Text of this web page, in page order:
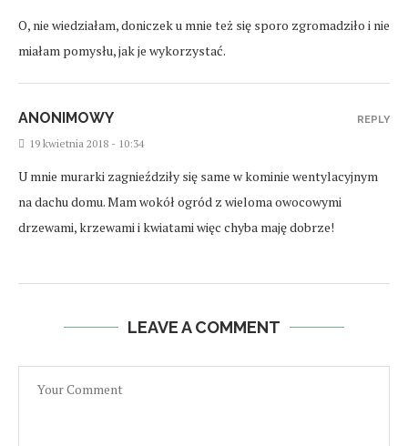
O, nie wiedziałam, doniczek u mnie też się sporo zgromadziło i nie
miałam pomysłu, jak je wykorzystać.
ANONIMOWY
19 kwietnia 2018 - 10:34
U mnie murarki zagnieździły się same w kominie wentylacyjnym
na dachu domu. Mam wokół ogród z wieloma owocowymi
drzewami, krzewami i kwiatami więc chyba maję dobrze!
REPLY
LEAVE A COMMENT